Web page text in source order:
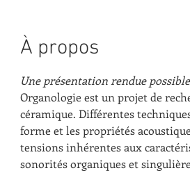
À propos
Une présentation rendue
Organologie est un projet de
céramique. Différentes
forme et les propriétés
tensions inhérentes aux
sonorités organiques et